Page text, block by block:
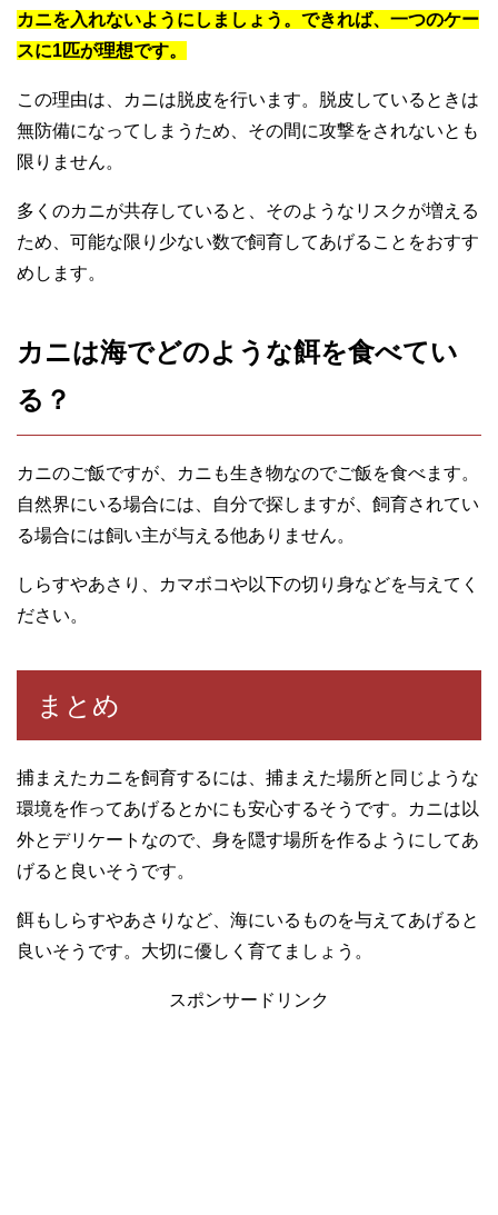
カニを入れないようにしましょう。できれば、一つのケー
スに1匹が理想です。
この理由は、カニは脱皮を行います。脱皮しているときは
無防備になってしまうため、その間に攻撃をされないとも
限りません。
多くのカニが共存していると、そのようなリスクが増える
ため、可能な限り少ない数で飼育してあげることをおすす
めします。
カニは海でどのような餌を食べてい
る？
カニのご飯ですが、カニも生き物なのでご飯を食べます。
自然界にいる場合には、自分で探しますが、飼育されてい
る場合には飼い主が与える他ありません。
しらすやあさり、カマボコや以下の切り身などを与えてく
ださい。
まとめ
捕まえたカニを飼育するには、捕まえた場所と同じような
環境を作ってあげるとかにも安心するそうです。カニは以
外とデリケートなので、身を隠す場所を作るようにしてあ
げると良いそうです。
餌もしらすやあさりなど、海にいるものを与えてあげると
良いそうです。大切に優しく育てましょう。
スポンサードリンク